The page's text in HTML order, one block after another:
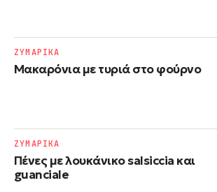
Μακαρόνια με τυριά στο φούρνο
ΖΥΜΑΡΙΚΑ
Πένες με λουκάνικο salsiccia και
guanciale
ΖΥΜΑΡΙΚΑ